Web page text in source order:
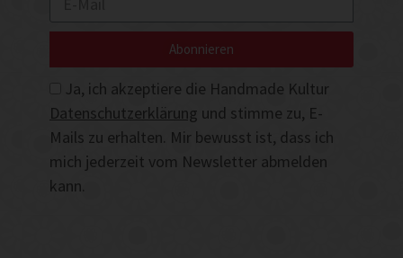
Ja, ich akzeptiere die Handmade Kultur
Datenschutzerklärung und stimme zu, E-
Mails zu erhalten. Mir bewusst ist, dass ich
mich jederzeit vom Newsletter abmelden
kann.
Abonnieren